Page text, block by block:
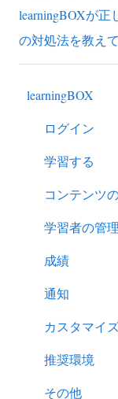
learningBOXが
の対処法を教えて
learningBOX
ログイン
学習する
コンテンツ
学習者の管理
成績
通知
カスタマイ
推奨環境
その他